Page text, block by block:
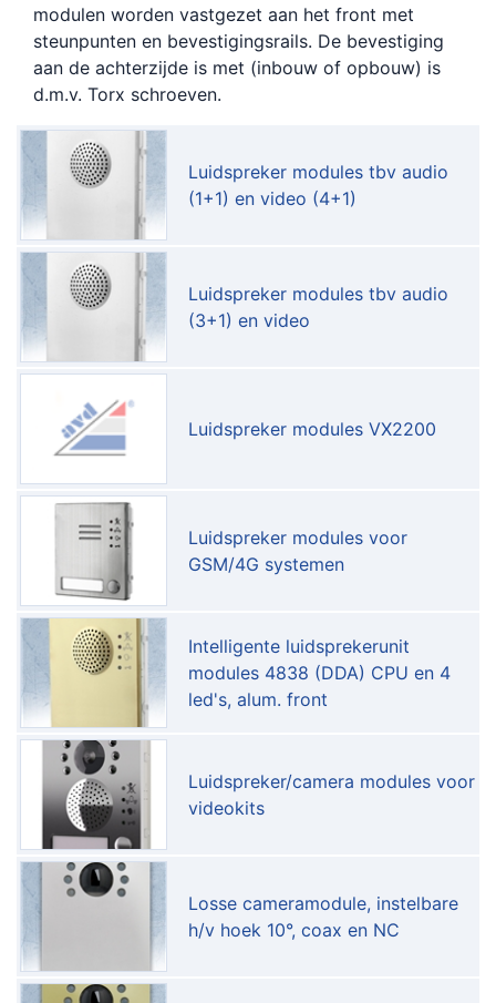
modulen worden vastgezet aan het front met
steunpunten en bevestigingsrails. De bevestiging
aan de achterzijde is met (inbouw of opbouw) is
d.m.v. Torx schroeven.
Luidspreker modules tbv audio
(1+1) en video (4+1)
Luidspreker modules tbv audio
(3+1) en video
Luidspreker modules VX2200
Luidspreker modules voor
GSM/4G systemen
Intelligente luidsprekerunit
modules 4838 (DDA) CPU en 4
led's, alum. front
Luidspreker/camera modules voor
videokits
Losse cameramodule, instelbare
h/v hoek 10°, coax en NC